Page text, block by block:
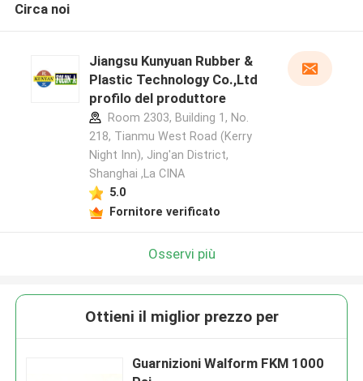
Circa noi
Jiangsu Kunyuan Rubber &
Plastic Technology Co.,Ltd
profilo del produttore
Room 2303, Building 1, No.
218, Tianmu West Road (Kerry
Night Inn), Jing'an District,
Shanghai ,La CINA
5.0
Fornitore verificato
Osservi più
Ottieni il miglior prezzo per
Guarnizioni Walform FKM 1000